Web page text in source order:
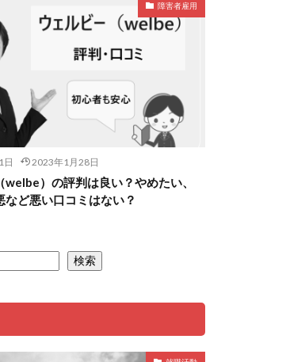
障害者雇用
日 2023年1月28日
welbe）の評判は良い？やめたい、
など悪い口コミはない？
検索